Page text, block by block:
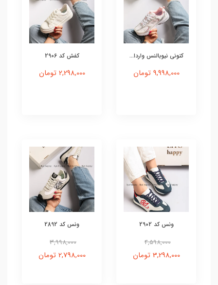
کتونی نیوبالنس واردا...
9,998,000 تومان
کفش کد 2906
2,298,000 تومان
ونس کد 2902
4,598,000
3,298,000 تومان
ونس کد 2892
3,998,000
2,798,000 تومان